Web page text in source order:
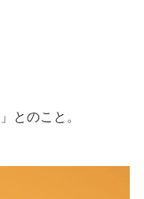
」とのこと。